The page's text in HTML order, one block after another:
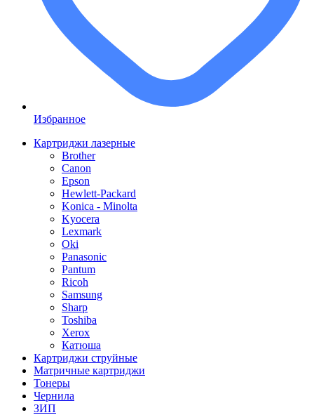
Избранное
Картриджи лазерные
Brother
Canon
Epson
Hewlett-Packard
Konica - Minolta
Kyocera
Lexmark
Oki
Panasonic
Pantum
Ricoh
Samsung
Sharp
Toshiba
Xerox
Катюша
Картриджи струйные
Матричные картриджи
Тонеры
Чернила
ЗИП